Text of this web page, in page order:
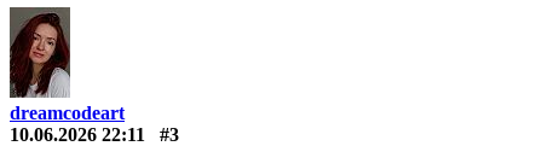
dreamcodeart
10.06.2026 22:11
#3